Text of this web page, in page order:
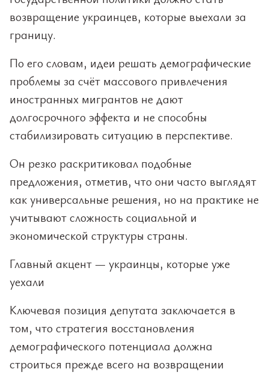
возвращение украинцев, которые выехали за
границу.
По его словам, идеи решать демографические
проблемы за счёт массового привлечения
иностранных мигрантов не дают
долгосрочного эффекта и не способны
стабилизировать ситуацию в перспективе.
Он резко раскритиковал подобные
предложения, отметив, что они часто выглядят
как универсальные решения, но на практике не
учитывают сложность социальной и
экономической структуры страны.
Главный акцент — украинцы, которые уже
уехали
Ключевая позиция депутата заключается в
том, что стратегия восстановления
демографического потенциала должна
строиться прежде всего на возвращении